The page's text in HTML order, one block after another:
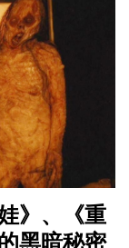
》、《重
黑暗秘密